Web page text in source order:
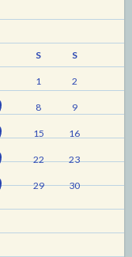
S S
1 2
8 9
15 16
22 23
29 30